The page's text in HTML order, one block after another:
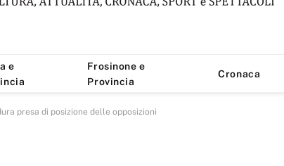
e
Frosinone e
Provincia
Cronaca
presa di posizione delle opposizioni